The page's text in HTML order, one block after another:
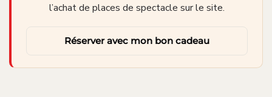
l’achat de places de spectacle sur le site.
Réserver avec mon bon cadeau